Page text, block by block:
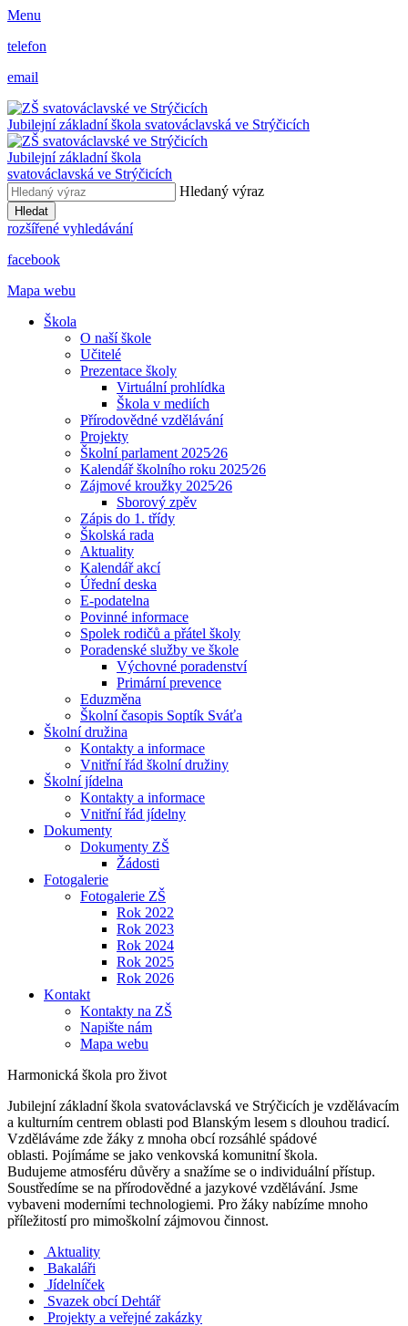
Menu
telefon
email
Jubilejní základní škola svatováclavská ve Strýčicích
Jubilejní základní škola
svatováclavská ve Strýčicích
Hledaný výraz
Hledat
rozšířené vyhledávání
facebook
Mapa webu
Škola
O naší škole
Učitelé
Prezentace školy
Virtuální prohlídka
Škola v mediích
Přírodovědné vzdělávání
Projekty
Školní parlament 2025⁄26
Kalendář školního roku 2025⁄26
Zájmové kroužky 2025⁄26
Sborový zpěv
Zápis do 1. třídy
Školská rada
Aktuality
Kalendář akcí
Úřední deska
E-podatelna
Povinné informace
Spolek rodičů a přátel školy
Poradenské služby ve škole
Výchovné poradenství
Primární prevence
Eduzměna
Školní časopis Soptík Sváťa
Školní družina
Kontakty a informace
Vnitřní řád školní družiny
Školní jídelna
Kontakty a informace
Vnitřní řád jídelny
Dokumenty
Dokumenty ZŠ
Žádosti
Fotogalerie
Fotogalerie ZŠ
Rok 2022
Rok 2023
Rok 2024
Rok 2025
Rok 2026
Kontakt
Kontakty na ZŠ
Napište nám
Mapa webu
Harmonická škola pro život
Jubilejní základní škola svatováclavská ve Strýčicích je vzdělávacím
a kulturním centrem oblasti pod Blanským lesem s dlouhou tradicí.
Vzděláváme zde žáky z mnoha obcí rozsáhlé spádové
oblasti. Pojímáme se jako venkovská komunitní škola.
Budujeme atmosféru důvěry a snažíme se o individuální přístup.
Soustředíme se na přírodovědné a jazykové vzdělávání. Jsme
vybaveni moderními technologiemi. Pro žáky nabízíme mnoho
příležitostí pro mimoškolní zájmovou činnost.
Aktuality
Bakaláři
Jídelníček
Svazek obcí Dehtář
Projekty a veřejné zakázky